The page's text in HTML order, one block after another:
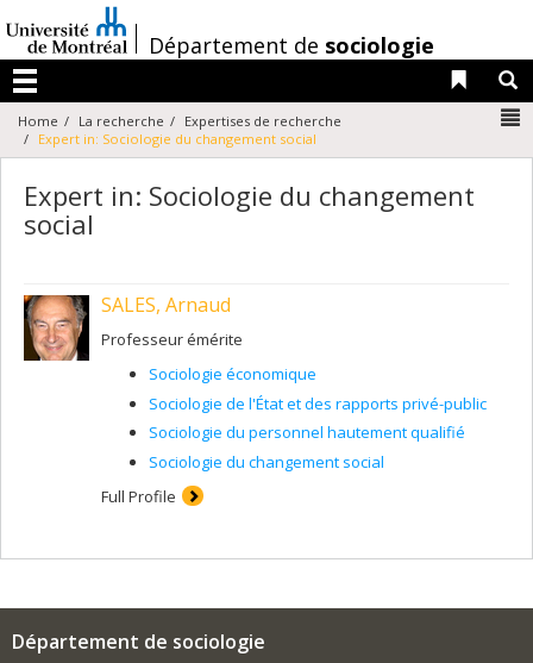
au
contenu
/Département de sociologie
Menu
Liens
Home La recherche
Expertises de recherche
Expert in: Sociologie du changement social
Expert in: Sociologie du changement
social
SALES, Arnaud
Professeur émérite
Sociologie économique
Sociologie de l'État et des rapports privé-public
Sociologie du personnel hautement qualifié
Sociologie du changement social
Full Profile
Département de sociologie